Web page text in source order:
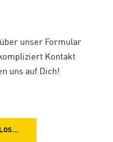
unser Formular
Kontakt
uns auf Dich!